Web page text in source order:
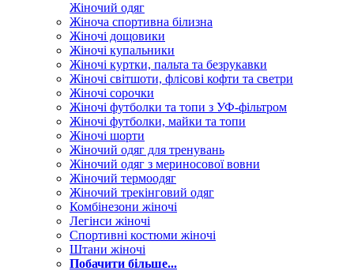
Жіночий одяг
Жіноча спортивна білизна
Жіночі дощовики
Жіночі купальники
Жіночі куртки, пальта та безрукавки
Жіночі світшоти, флісові кофти та светри
Жіночі сорочки
Жіночі футболки та топи з УФ-фільтром
Жіночі футболки, майки та топи
Жіночі шорти
Жіночий одяг для тренувань
Жіночий одяг з мериносової вовни
Жіночий термоодяг
Жіночий трекінговий одяг
Комбінезони жіночі
Легінси жіночі
Спортивні костюми жіночі
Штани жіночі
Побачити більше...